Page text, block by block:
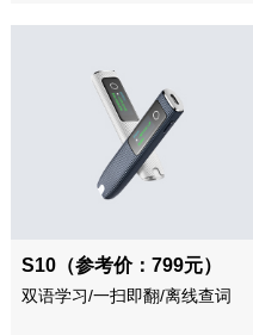
S10（参考价：799元）
双语学习/一扫即翻/离线查词